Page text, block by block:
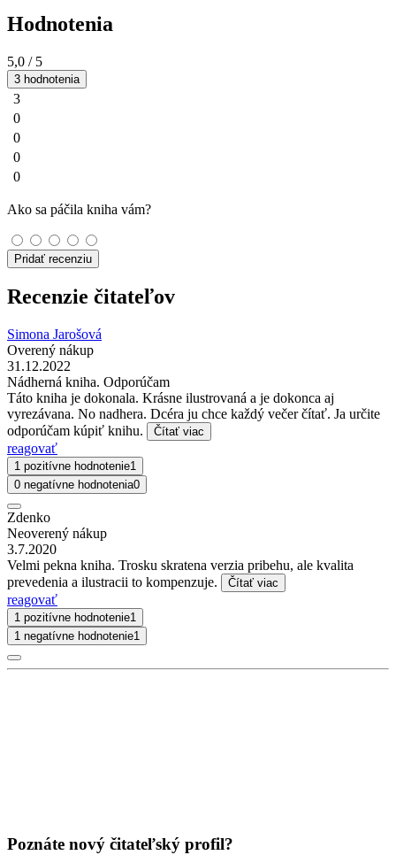
Hodnotenia
5,0 / 5
3 hodnotenia
3
0
0
0
0
Ako sa páčila kniha vám?
Pridať recenziu
Recenzie čitateľov
Simona Jarošová
Overený nákup
31.12.2022
Nádherná kniha. Odporúčam
Táto kniha je dokonala. Krásne ilustrovaná a je dokonca aj
vyrezávana. No nadhera. Dcéra ju chce každý večer čítať. Ja určite
odporúčam kúpiť knihu.
Čítať viac
reagovať
1 pozitívne hodnotenie1
0 negatívne hodnotenia0
Zdenko
Neoverený nákup
3.7.2020
Velmi pekna kniha. Trosku skratena verzia pribehu, ale kvalita
prevedenia a ilustracii to kompenzuje.
Čítať viac
reagovať
1 pozitívne hodnotenie1
1 negatívne hodnotenie1
Poznáte nový čitateľský profil?